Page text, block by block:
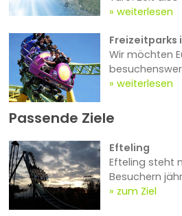
weiterlesen
Freizeitparks
Wir möchten
weiterlesen
Passende Ziele
Efteling
Efteling steht
Besuchern
zum Ziel